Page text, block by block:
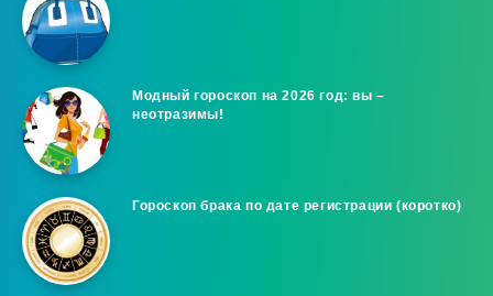
Модный гороскоп на 2026 год: вы –
неотразимы!
Гороскоп брака по дате регистрации (коротко)